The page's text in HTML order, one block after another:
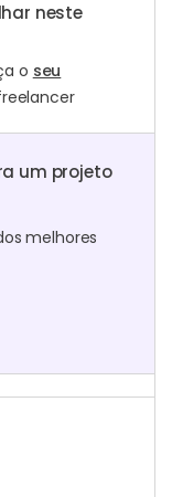
neste
o seu
um projeto
melhores